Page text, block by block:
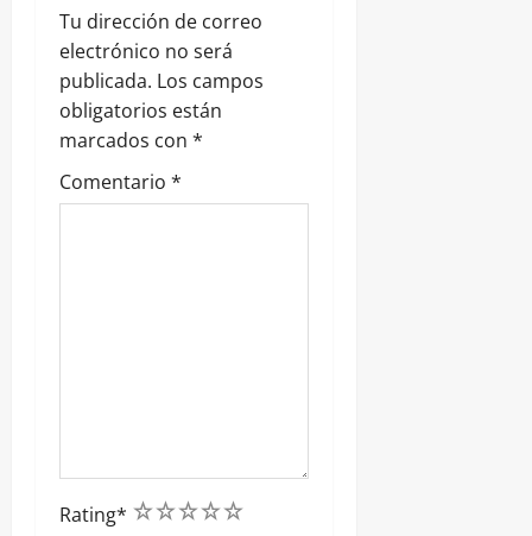
r
a
d
a
Tu dirección de correo
electrónico no será
publicada. Los campos
obligatorios están
marcados con *
Comentario *
Rating* 5
4
3
2
1